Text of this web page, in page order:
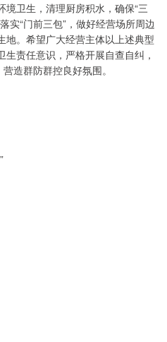
卫生，清理厨房积水，确保“三
实“门前三包”，做好经营场所周边
地。希望广大经营主体以上述典型
责任意识，严格开展自查自纠，
造群防群控良好氛围。